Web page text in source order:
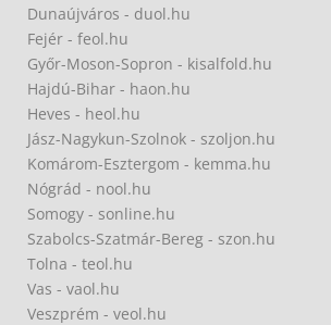
Dunaújváros - duol.hu
Fejér - feol.hu
Győr-Moson-Sopron - kisalfold.hu
Hajdú-Bihar - haon.hu
Heves - heol.hu
Jász-Nagykun-Szolnok - szoljon.hu
Komárom-Esztergom - kemma.hu
Nógrád - nool.hu
Somogy - sonline.hu
Szabolcs-Szatmár-Bereg - szon.hu
Tolna - teol.hu
Vas - vaol.hu
Veszprém - veol.hu